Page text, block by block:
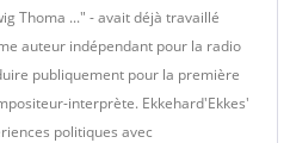
Thoma ..." - avait déjà travaillé
auteur indépendant pour la radio
publiquement pour la première
interprète. Ekkehard'Ekkes'
politiques avec